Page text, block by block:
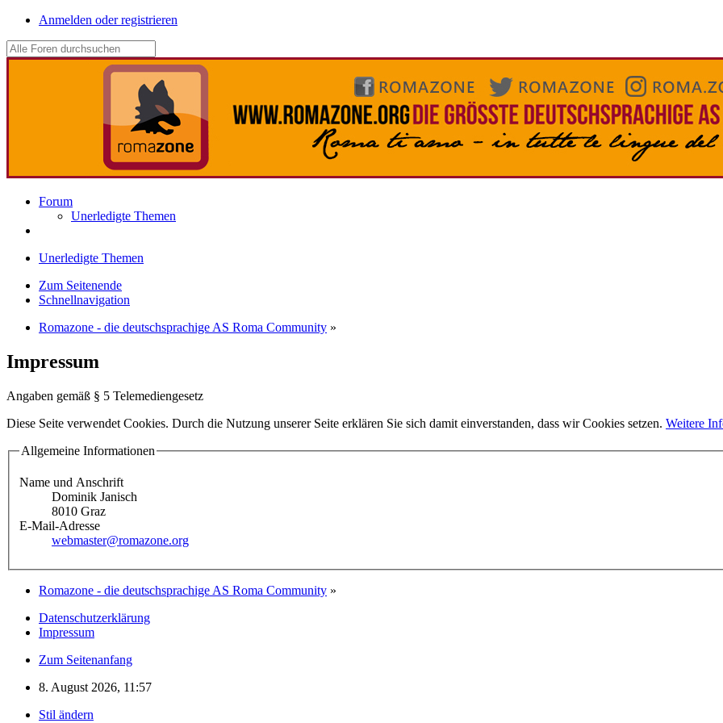
Anmelden oder registrieren
Forum
Unerledigte Themen
Unerledigte Themen
Zum Seitenende
Schnellnavigation
Romazone - die deutschsprachige AS Roma Community »
Impressum
Angaben gemäß § 5 Telemediengesetz
Diese Seite verwendet Cookies. Durch die Nutzung unserer Seite erklären Sie sich damit einverstanden, dass wir Cookies setzen. Weitere
Allgemeine Informationen
Name und Anschrift
Dominik Janisch
8010 Graz
E-Mail-Adresse
webmaster@romazone.org
Romazone - die deutschsprachige AS Roma Community »
Datenschutzerklärung
Impressum
Zum Seitenanfang
8. August 2026, 11:57
Stil ändern